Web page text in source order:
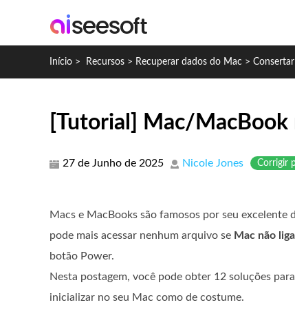
Início > Recursos > Recuperar dados do Mac >
[Tutorial] Mac/MacBook
27 de Junho de 2025 Nicole Jones Corrigir
Macs e MacBooks são famosos por seu excelente
pode mais acessar nenhum arquivo se Mac não liga
botão Power.
Nesta postagem, você pode obter 12 soluções
inicializar no seu Mac como de costume.